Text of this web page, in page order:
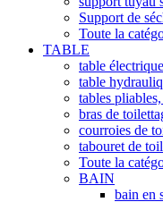
Support de
Toute la
TABLE
table électrique
table
tables
bras de
courroies de
tabouret de
Toute la
BAIN
bain en